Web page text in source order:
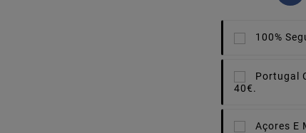
100%
Portugal
40€.
Açores E